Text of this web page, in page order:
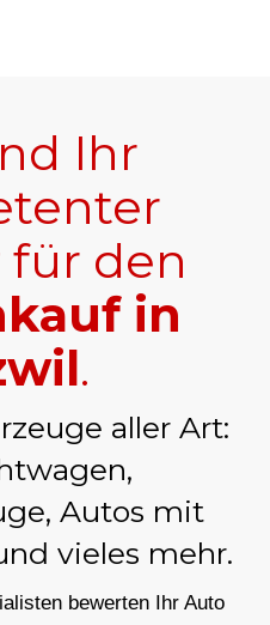
Ihr
für den
in
.
aller Art:
Autos mit
vieles mehr.
bewerten Ihr Auto